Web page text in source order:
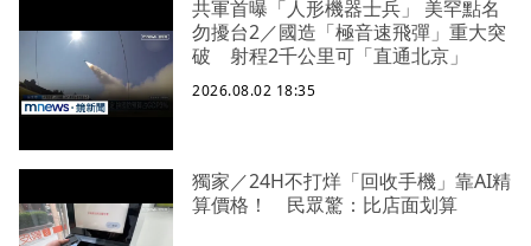
共軍首曝「人形機器士兵」 美罕點名
勿擾台2／國造「極音速飛彈」重大突
破 射程2千公里可「直通北京」
2026.08.02 18:35
獨家／24H不打烊「回收手機」靠AI精
算價格！ 民眾驚：比店面划算